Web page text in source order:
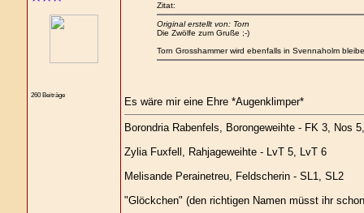
260 Beiträge
Zitat:
Original erstellt von: Torn
Die Zwölfe zum Gruße ;-)
Torn Grosshammer wird ebenfalls in Svennaholm
Es wäre mir eine Ehre *Augenklimper*
Borondria Rabenfels, Borongeweihte - FK 3, Nos
Zylia Fuxfell, Rahjageweihte - LvT 5, LvT 6
Melisande Perainetreu, Feldscherin - SL1, SL2
"Glöckchen" (den richtigen Namen müsst ihr